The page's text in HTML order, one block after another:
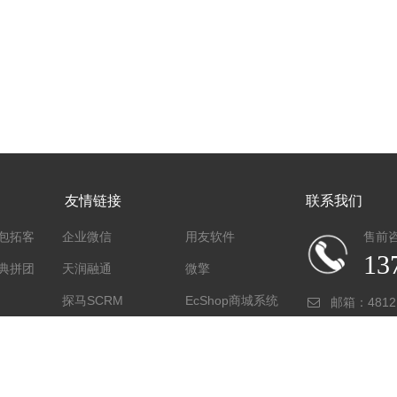
拓客
拼团
友情链接
企业微信 用友软件
天润融通 微擎
探马SCRM EcShop商城系统
联系我们
售前
邮箱：